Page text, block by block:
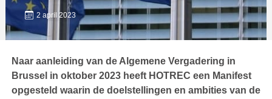
2 april 2023
Naar aanleiding van de Algemene Vergadering in
Brussel in oktober 2023 heeft HOTREC een Manifest
opgesteld waarin de doelstellingen en ambities van de